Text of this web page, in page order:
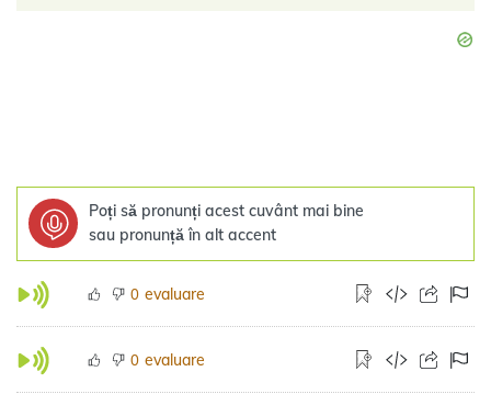
Poți să pronunți acest cuvânt mai bine
sau pronunță în alt accent
0 evaluare
0 evaluare